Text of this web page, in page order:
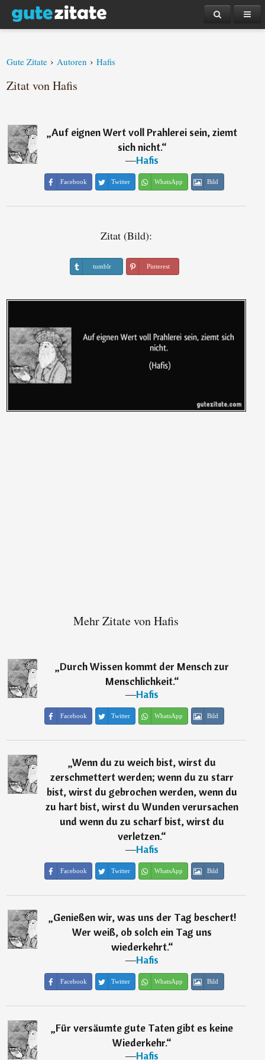
Gute Zitate › Autoren › Hafis
Zitat von Hafis
„Auf eignen Wert voll Prahlerei sein, ziemt
sich nicht.“
―Hafis
Facebook Twitter WhatsApp Bild
Zitat (Bild):
tumblr Pinterest
Mehr Zitate von Hafis
„Durch Wissen kommt der Mensch zur
Menschlichkeit.“
―Hafis
Facebook Twitter WhatsApp Bild
„Wenn du zu weich bist, wirst du
zerschmettert werden; wenn du zu starr
bist, wirst du gebrochen werden, wenn du
zu hart bist, wirst du Wunden verursachen
und wenn du zu scharf bist, wirst du
verletzen.“
―Hafis
Facebook Twitter WhatsApp Bild
„Genießen wir, was uns der Tag beschert!
Wer weiß, ob solch ein Tag uns
wiederkehrt.“
―Hafis
Facebook Twitter WhatsApp Bild
„Für versäumte gute Taten gibt es keine
Wiederkehr.“
―Hafis